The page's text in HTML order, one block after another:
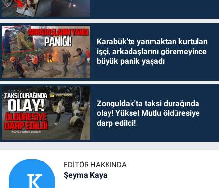
Karabük'te yanmaktan kurtulan
işçi, arkadaşlarını göremeyince
büyük panik yaşadı
Zonguldak'ta taksi durağında
olay! Yüksel Mutlu öldüresiye
darp edildi!
EDITÖR HAKKINDA
Şeyma Kaya